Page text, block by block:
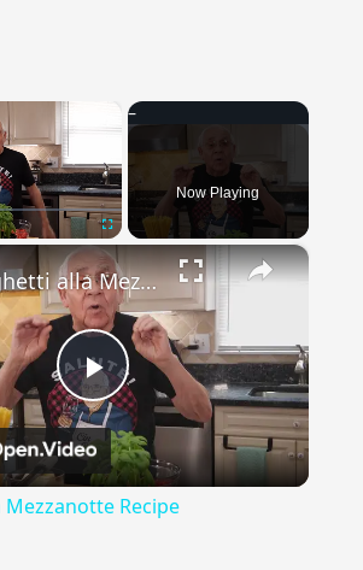
Now Playing
×
Play
Video
Spaghetti alla Mezzanotte Recipe
Recipe